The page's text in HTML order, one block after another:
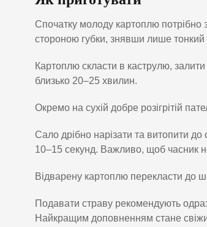
Спочатку молоду картоплю потрібно
стороною губки, знявши лише тонкий
Картоплю скласти в каструлю,
близько 20–25 хвилин.
Окремо на сухій добре розігрітій
Сало дрібно нарізати та витопити
10–15 секунд. Важливо, щоб часник
Відварену картоплю перекласти до
Подавати страву рекомендують
Найкращим доповненням стане